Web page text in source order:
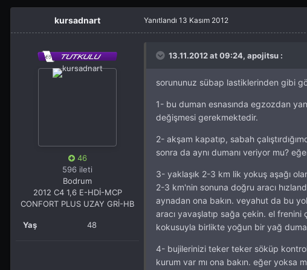
kursadnart
46
596 ileti
Bodrum
2012 C4 1,6 E-HDİ-MCP
CONFORT PLUS UZAY GRİ-HB
Yaş 48
Yanıtlandı 13 Kasım 2012
13.11.2012 at 09:24, apojitsu :
sorununuz sübap lastiklerinden gibi
1- bu duman esnasında egzozdan
değişmesi gerekmektedir.
2- akşam kapatıp, sabah
sonra da aynı dumanı veriyor mu?
3- yaklaşık 2-3 km lik yokuş aşağı
2-3 km'nin sonuna doğru aracı
aynadan ona bakın. veyahut da bu
aracı yavaşlatıp sağa çekin. el
kokusuyla birlikte yoğun bir yağ
4- bujilerinizi teker teker söküp
kurum var mı ona bakın. eğer yoksa